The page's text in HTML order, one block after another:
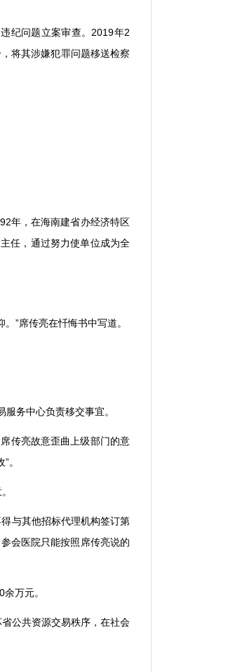
纪问题立案审查。 2019年2
将其涉嫌犯罪问题移送检察
年，在海南建省办经济特区
任，通过努力使单位成为全
”席传亮在忏悔书中写道。
务中心负责移交事宜。
传亮故意歪曲上级部门的意
”。
与其他招标代理机构签订第
会医院只能按照席传亮说的
余万元。
公共资源交易秩序，在社会